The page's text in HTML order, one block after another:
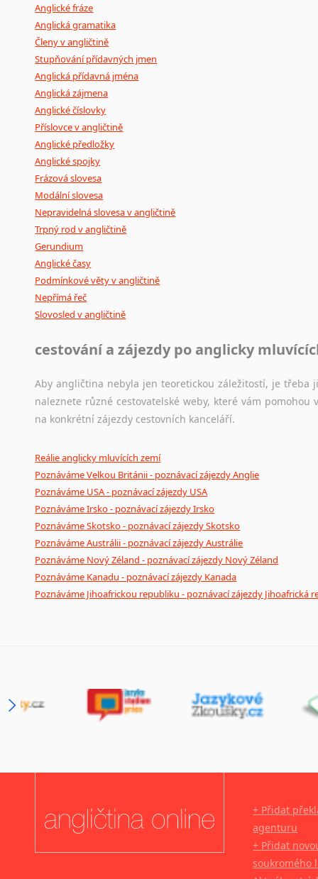
Anglické fráze
Anglická gramatika
Členy v angličtině
Stupňování přídavných jmen
Anglická přídavná jména
Anglická zájmena
Anglické číslovky
Příslovce v angličtině
Anglické předložky
Anglické spojky
Frázová slovesa
Modální slovesa
Nepravidelná slovesa v angličtině
Trpný rod v angličtině
Gerundium
Anglické časy
Podmínkové věty v angličtině
Nepřímá řeč
Slovosled v angličtině
cestování a zájezdy po anglicky
Aby angličtina nebyla jen teoretickou záležitostí, je
naleznete různé cestovatelské weby, které vám
na konkrétní zájezdy cestovních kanceláří.
Reálie anglicky mluvících zemí
Poznáváme Velkou Británii - poznávací zájezdy Anglie
Poznáváme USA - poznávací zájezdy USA
Poznáváme Irsko - poznávací zájezdy Irsko
Poznáváme Skotsko - poznávací zájezdy Skotsko
Poznáváme Austrálii - poznávací zájezdy Austrálie
Poznáváme Nový Zéland - poznávací zájezdy Nový Zéland
Poznáváme Kanadu - poznávací zájezdy Kanada
Poznáváme Jihoafrickou republiku - poznávací zájezdy Jihoafrická
+ Přidat
agenturu
+ Přidat
soukromého